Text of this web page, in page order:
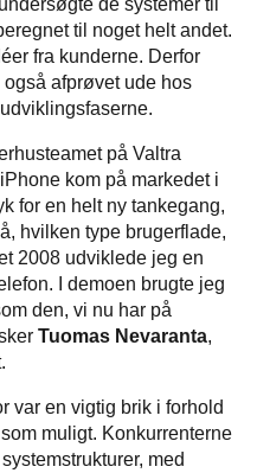
til noget helt andet.
fra kunderne. Derfor
afprøvet ude hos
på Valtra
kom på markedet i
for en helt ny tankegang,
hvilken type brugerflade,
2008 udviklede jeg en
I demoen brugte jeg
den, vi nu har på
Tuomas Nevaranta,
var en vigtig brik i forhold
muligt. Konkurrenterne
med